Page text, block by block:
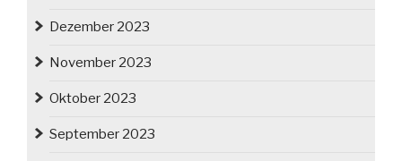
Dezember 2023
November 2023
Oktober 2023
September 2023